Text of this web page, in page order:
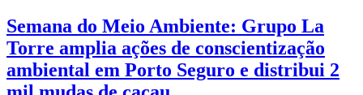
Semana do Meio Ambiente: Grupo La
Torre amplia ações de conscientização
ambiental em Porto Seguro e distribui 2